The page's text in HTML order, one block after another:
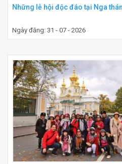
Những lễ hội độc đáo tại Nga
Ngày đăng: 31 - 07 - 2026